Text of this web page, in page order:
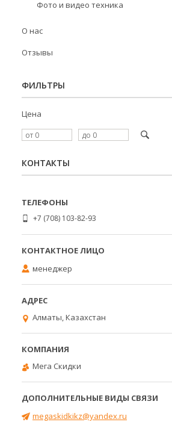
Фото и видео техника
О нас
Отзывы
ФИЛЬТРЫ
Цена
КОНТАКТЫ
+7 (708) 103-82-93
менеджер
Алматы, Казахстан
Мега Скидки
megaskidkikz@yandex.ru